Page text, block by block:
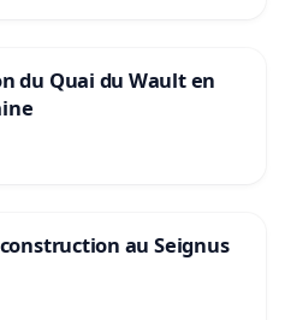
du Quai du Wault en
au Seignus